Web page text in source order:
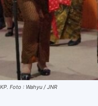
Foto : Wahyu / JNR